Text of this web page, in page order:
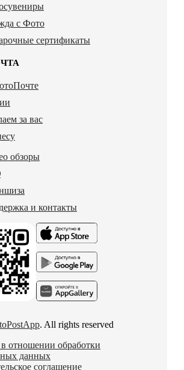
с Фото
сертификаты
за вас
обзоры
и контакты
. All rights reserved
отношении обработки
данных
соглашение